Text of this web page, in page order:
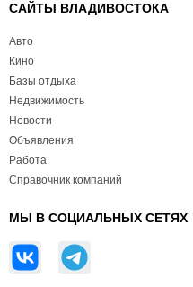
САЙТЫ ВЛАДИВОСТОКА
Авто
Кино
Базы отдыха
Недвижимость
Новости
Объявления
Работа
Справочник компаний
МЫ В СОЦИАЛЬНЫХ СЕТЯХ